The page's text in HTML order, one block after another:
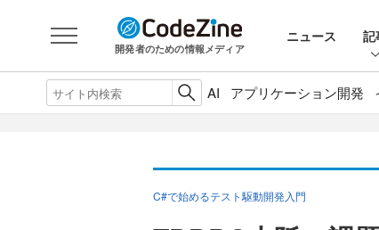
開発者のための情報メディア
ニュース 記
AI アプリケーション開発
C#で始めるテスト駆動開発入門